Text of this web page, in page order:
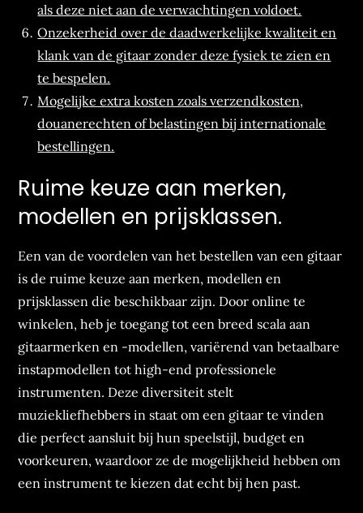
als deze niet aan de verwachtingen voldoet.
Onzekerheid over de daadwerkelijke kwaliteit en
klank van de gitaar zonder deze fysiek te zien en
te bespelen.
Mogelijke extra kosten zoals verzendkosten,
douanerechten of belastingen bij internationale
bestellingen.
Ruime keuze aan merken,
modellen en prijsklassen.
Een van de voordelen van het bestellen van een gitaar
is de ruime keuze aan merken, modellen en
prijsklassen die beschikbaar zijn. Door online te
winkelen, heb je toegang tot een breed scala aan
gitaarmerken en -modellen, variërend van betaalbare
instapmodellen tot high-end professionele
instrumenten. Deze diversiteit stelt
muziekliefhebbers in staat om een gitaar te vinden
die perfect aansluit bij hun speelstijl, budget en
voorkeuren, waardoor ze de mogelijkheid hebben om
een instrument te kiezen dat echt bij hen past.